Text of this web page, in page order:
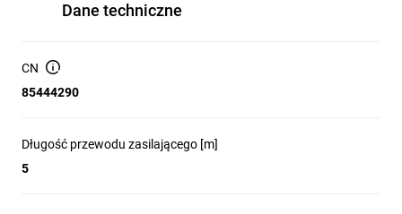
Dane techniczne
CN
85444290
Długość przewodu zasilającego [m]
5